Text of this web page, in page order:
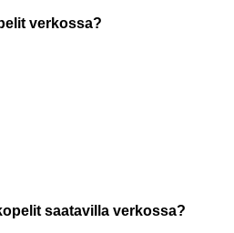
verkossa?
saatavilla verkossa?